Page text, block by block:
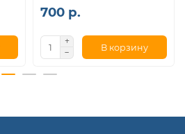
700 р.
В корзину